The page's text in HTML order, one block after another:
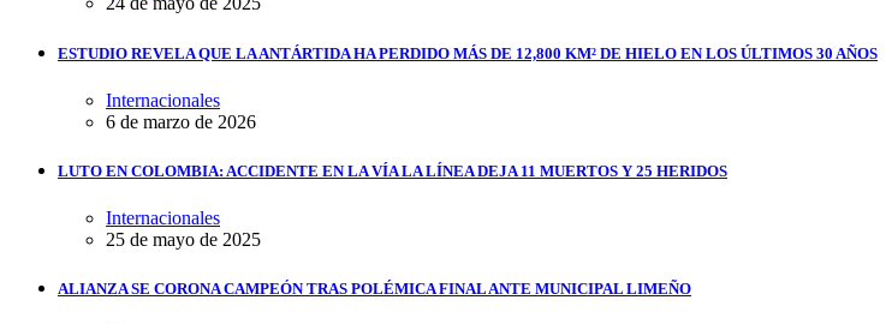
ESTUDIO REVELA QUE LA ANTÁRTIDA HA PERDIDO MÁS DE 12,800 KM² DE HIELO EN LOS ÚLTIMOS 30 AÑOS
Internacionales
6 de marzo de 2026
LUTO EN COLOMBIA: ACCIDENTE EN LA VÍA LA LÍNEA DEJA 11 MUERTOS Y 25 HERIDOS
Internacionales
25 de mayo de 2025
ALIANZA SE CORONA CAMPEÓN TRAS POLÉMICA FINAL ANTE MUNICIPAL LIMEÑO